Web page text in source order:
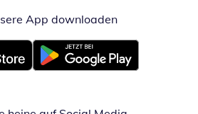
App downloadenÖffnet in
Fenster
Öffnet in neuem Fenster